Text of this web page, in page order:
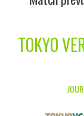
TOKYO